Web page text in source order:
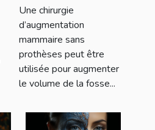
Une chirurgie
d’augmentation
mammaire sans
prothèses peut être
utilisée pour augmenter
le volume de la fosse...